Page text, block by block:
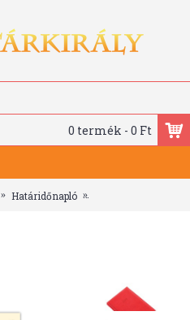
0 termék - 0 Ft
Határidőnapló